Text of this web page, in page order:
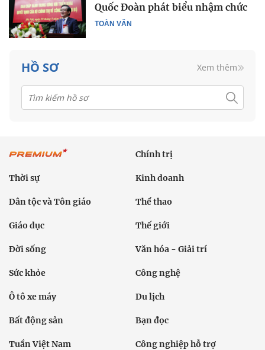
TOÀN VĂN
Quốc Đoàn phát biểu nhậm chức
HỒ SƠ Xem thêm
Chính trị
Thời sự Kinh doanh
Dân tộc và Tôn giáo Thể thao
Giáo dục Thế giới
Đời sống Văn hóa - Giải trí
Sức khỏe Công nghệ
Ô tô xe máy Du lịch
Bất động sản Bạn đọc
Tuần Việt Nam Công nghiệp hỗ trợ